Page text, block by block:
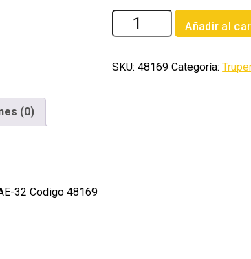
Antena
aerea
exterior
Añadir al
SKU:48169 Categoría:
(0)
32 Codigo 48169